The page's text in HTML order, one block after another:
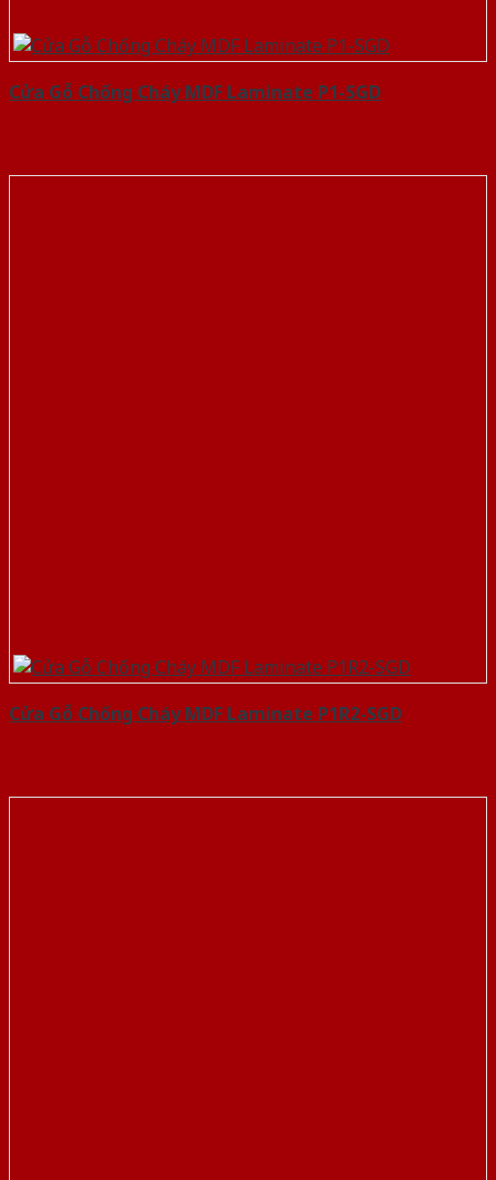
Cửa Gỗ Chống Cháy MDF Laminate P1-SGD
Cửa Gỗ Chống Cháy MDF Laminate P1R2-SGD